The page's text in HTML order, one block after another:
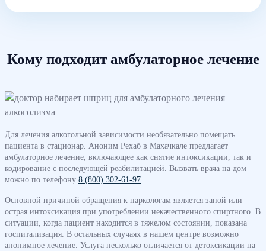
Кому подходит амбулаторное лечение
Для лечения алкогольной зависимости необязательно помещать
пациента в стационар. Аноним Рехаб в Махачкале предлагает
амбулаторное лечение, включающее как снятие интоксикации, так и
кодирование с последующей реабилитацией. Вызвать врача на дом
можно по телефону 8 (800) 302-61-97
Основной причиной обращения к наркологам является запой или
острая интоксикация при употреблении некачественного спиртного. В
ситуации, когда пациент находится в тяжелом состоянии, показана
госпитализация. В остальных случаях в нашем центре возможно
анонимное лечение. Услуга несколько отличается от детоксикации на